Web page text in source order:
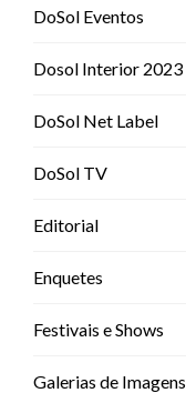
DoSol Eventos
Dosol Interior 2023
DoSol Net Label
DoSol TV
Editorial
Enquetes
Festivais e Shows
Galerias de Imagens